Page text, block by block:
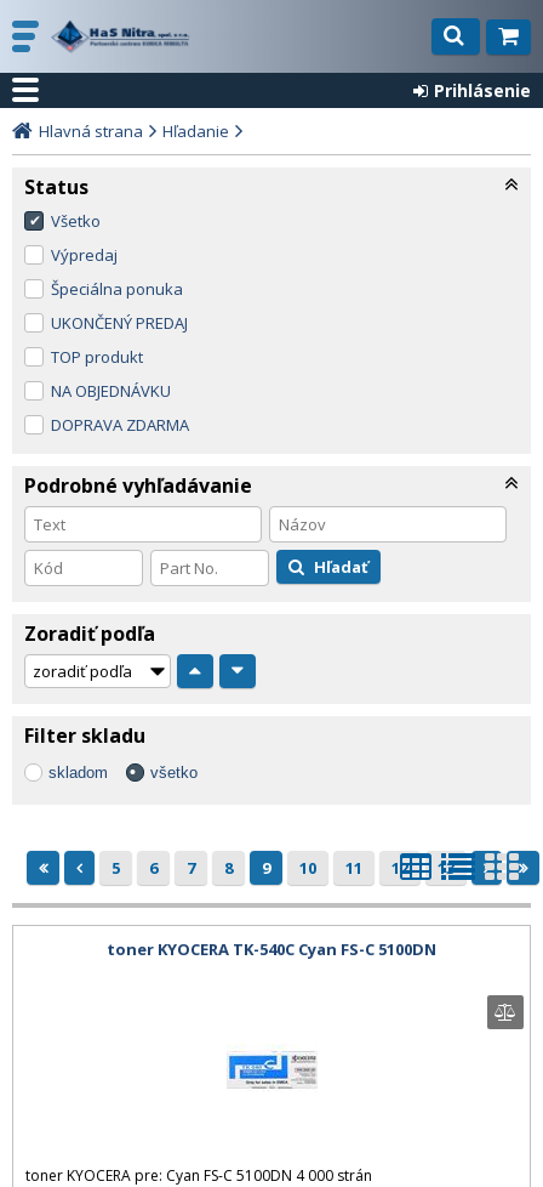
Prihlásenie
Hlavná strana Hľadanie
Status
Všetko
Výpredaj
Špeciálna ponuka
UKONČENÝ PREDAJ
TOP produkt
NA OBJEDNÁVKU
DOPRAVA ZDARMA
Podrobné vyhľadávanie
Hľadať
Zoradiť podľa
Filter skladu
skladom všetko
5 6 7 8 9 10 11 12 13
toner KYOCERA TK-540C Cyan FS-C 5100DN
toner KYOCERA pre: Cyan FS-C 5100DN 4 000 strán